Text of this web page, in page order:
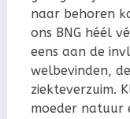
naar behoren
ons BNG héél
eens aan de
welbevinden,
ziekteverzuim.
moeder natuur